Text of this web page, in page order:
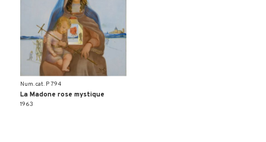
Num. cat. P 794
La Madone rose mystique
1963